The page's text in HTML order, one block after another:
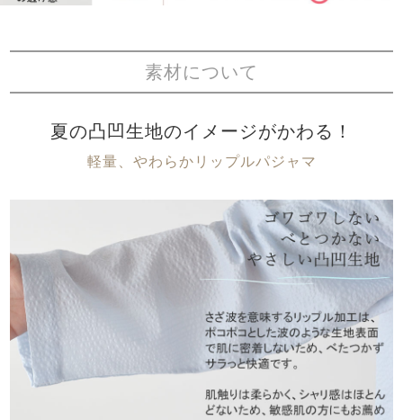
素材について
夏の凸凹生地のイメージがかわる！
軽量、やわらかリップルパジャマ